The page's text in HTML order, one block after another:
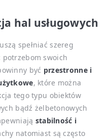
hal usługowych
spełniać szereg
potrzebom swoich
być przestronne i
, które można
tego typu obiektów
bądź żelbetonowych
stabilność i
natomiast są często